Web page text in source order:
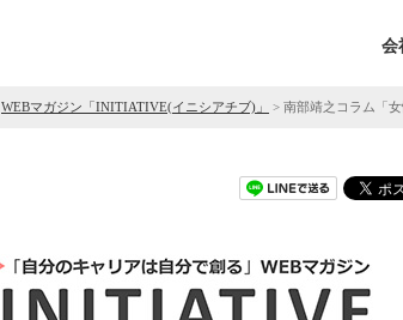
会
WEBマガジン「INITIATIVE(イニシアチブ)」 > 南部靖之コラム「